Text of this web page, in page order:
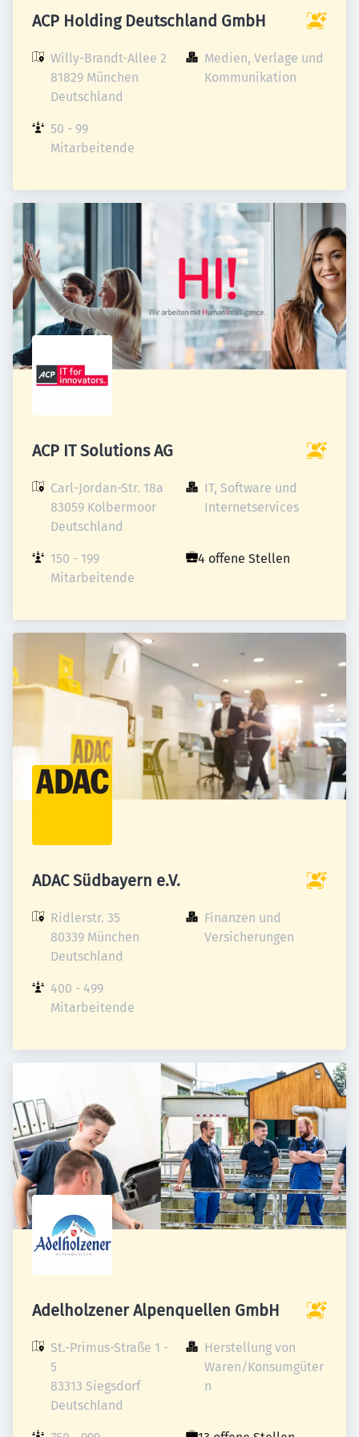
ACP Holding Deutschland GmbH
Willy-Brandt-Allee 2
81829 München
Deutschland
Medien, Verlage und
Kommunikation
50 - 99
Mitarbeitende
ACP IT Solutions AG
Carl-Jordan-Str. 18a
83059 Kolbermoor
Deutschland
IT, Software und
Internetservices
150 - 199
Mitarbeitende
4 offene Stellen
ADAC Südbayern e.V.
Ridlerstr. 35
80339 München
Deutschland
Finanzen und
Versicherungen
400 - 499
Mitarbeitende
Adelholzener Alpenquellen GmbH
St.-Primus-Straße 1 -
5
83313 Siegsdorf
Deutschland
Herstellung von
Waren/Konsumgüter
n